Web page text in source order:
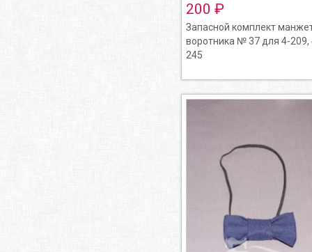
200 ₽
Запасной комплект
воротника № 37 для 4-209,
245